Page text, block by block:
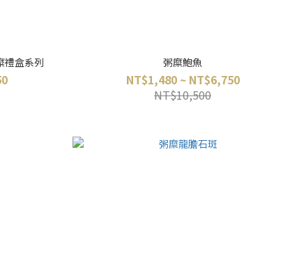
禮盒系列 粥糜鮑魚
NT$1,480 ~ NT$6,750
NT$10,500